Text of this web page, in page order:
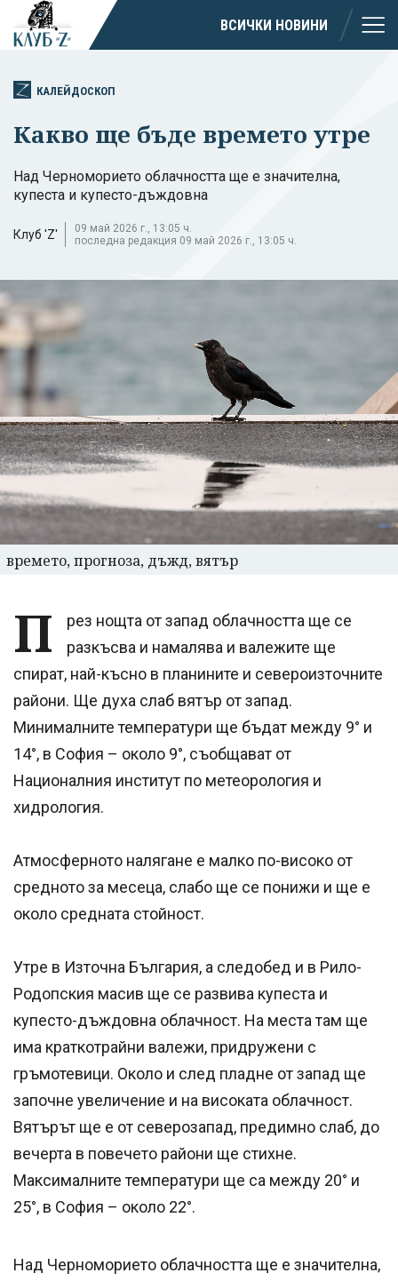
ВСИЧКИ НОВИНИ
КАЛЕЙДОСКОП
Какво ще бъде времето утре
Над Черноморието облачността ще е значителна,
купеста и купесто-дъждовна
Клуб 'Z'
09 май 2026 г., 13:05 ч.
последна редакция 09 май 2026 г., 13:05 ч.
времето, прогноза, дъжд, вятър
П
рез нощта от запад облачността ще се
разкъсва и намалява и валежите ще
спират, най-късно в планините и североизточните
райони. Ще духа слаб вятър от запад.
Минималните температури ще бъдат между 9° и
14°, в София – около 9°, съобщават от
Националния институт по метеорология и
хидрология.
Атмосферното налягане е малко по-високо от
средното за месеца, слабо ще се понижи и ще е
около средната стойност.
Утре в Източна България, а следобед и в Рило-
Родопския масив ще се развива купеста и
купесто-дъждовна облачност. На места там ще
има краткотрайни валежи, придружени с
гръмотевици. Около и след пладне от запад ще
започне увеличение и на високата облачност.
Вятърът ще е от северозапад, предимно слаб, до
вечерта в повечето райони ще стихне.
Максималните температури ще са между 20° и
25°, в София – около 22°.
Над Черноморието облачността ще е значителна,